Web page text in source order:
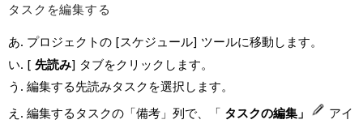
タスクを編集する
プロジェクトの [スケジュール] ツールに移動します。
[ 先読み] タブをクリックします。
編集する先読みタスクを選択します。
編集するタスクの「備考」列で、「 タスクの編集」
アイ